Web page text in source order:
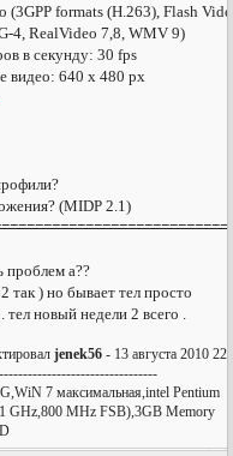
(3GPP formats (H.263), Flash
4, RealVideo 7,8, WMV 9)
в секунду: 30 fps
видео: 640 x 480 px
(MIDP 2.1)
проблем а??
так ) но бывает тел просто
тел новый недели 2 всего .
jenek56 - 13 августа 2010
7 максимальная,intel Pentium
GHz,800 MHz FSB),3GB Memory